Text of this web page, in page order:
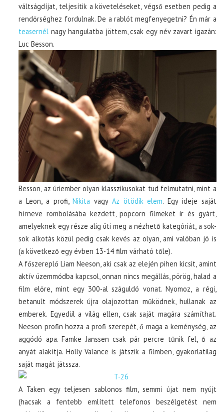
váltságdíjat, teljesítik a követeléseket, végső esetben pedig a
rendőrséghez fordulnak. De a rablót megfenyegetni? Én már a
teasernélnagy hangulatba jöttem, csak egy név zavart igazán:
Luc Besson.
Besson, az úriember olyan klasszikusokat tud felmutatni, mint a
a Leon, a profi,Nikita vagy Az ötödik elem. Egy ideje saját
hírneve rombolásába kezdett, popcorn filmeket ír és gyárt,
amelyeknek egy része alig üti meg a nézhető kategóriát, a sok-
sok alkotás közül pedig csak kevés az olyan, ami valóban jó is
(a következő egy évben 13-14 film várható tőle).
A főszereplő Liam Neeson, aki csak az elején pihen kicsit, amint
aktív üzemmódba kapcsol, onnan nincs megállás, pörög, halad a
film előre, mint egy 300-al száguldó vonat. Nyomoz, a régi,
betanult módszerek újra olajozottan működnek, hullanak az
emberek. Egyedül a világ ellen, csak saját magára számíthat.
Neeson profin hozza a profi szerepét, ő maga a keménység, az
aggódó apa. Famke Janssen csak pár percre tűnik fel, ő az
anyát alakítja. Holly Valance is játszik a filmben, gyakorlatilag
saját magát játssza.
A Taken egy teljesen sablonos film, semmi újat nem nyújt
(hacsak a fentebb említett telefonos beszélgetést nem